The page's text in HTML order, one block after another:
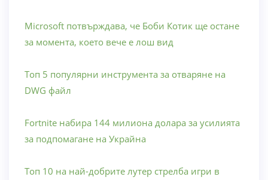
Microsoft потвърждава, че Боби Котик ще остане
за момента, което вече е лош вид
Топ 5 популярни инструмента за отваряне на
DWG файл
Fortnite набира 144 милиона долара за усилията
за подпомагане на Украйна
Топ 10 на най-добрите лутер стрелба игри в